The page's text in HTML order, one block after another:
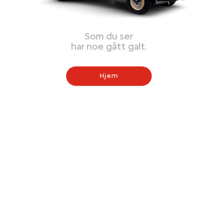
Som du ser
har noe gått galt.
Hjem